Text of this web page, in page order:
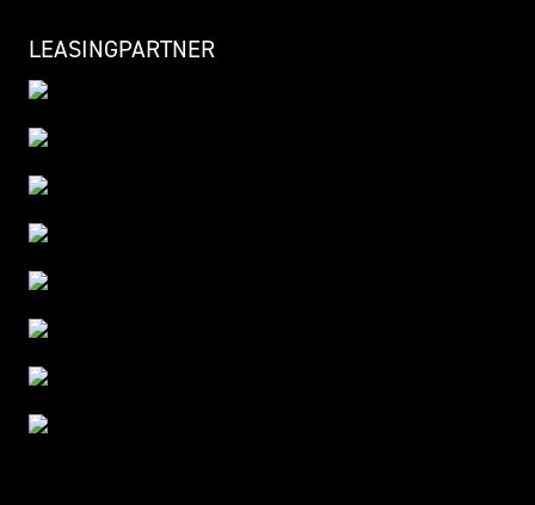
LEASINGPARTNER